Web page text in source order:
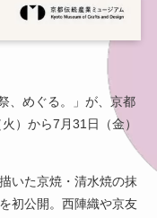
、めぐる。」が、京都
）から7月31日（金）
いた京焼・清水焼の抹
初公開。西陣織や京友